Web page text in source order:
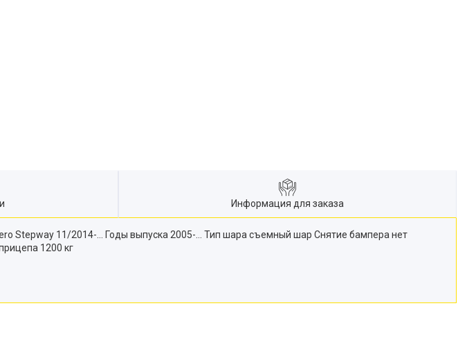
Информация для заказа
Stepway 11/2014-… Годы выпуска 2005-… Тип шара съемный шар Снятие бампера нет
1200 кг